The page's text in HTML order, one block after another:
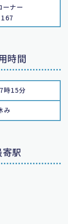
ーナー
時間
時15分
み
駅